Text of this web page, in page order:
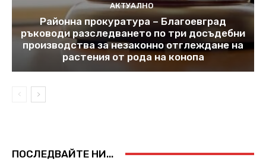
АКТУАЛНО
Районна прокуратура – Благоевград
ръководи разследването по три досъдебни
производства за незаконно отглеждане на
растения от рода на конопа
ПОСЛЕДВАЙТЕ НИ...